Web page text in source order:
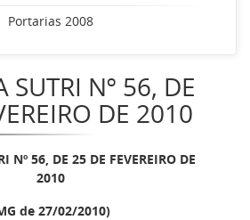
Portarias 2008
SUTRI Nº 56, DE
DE 2010
Nº 56, DE 25 DE FEVEREIRO DE
2010
de 27/02/2010)